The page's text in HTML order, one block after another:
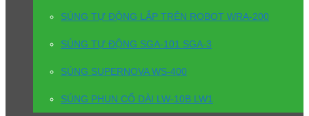
SÚNG TỰ ĐỘNG LẮP TRÊN ROBOT WRA-200
SÚNG TỰ ĐỘNG SGA-101 SGA-3
SÚNG SUPERNOVA WS-400
SÚNG PHUN CỔ DÀI LW-10B LW1